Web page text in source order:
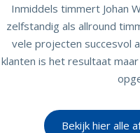
Inmiddels timmert Johan
zelfstandig als allround
vele projecten succesvol
klanten is het resultaat
Bekijk hier alle